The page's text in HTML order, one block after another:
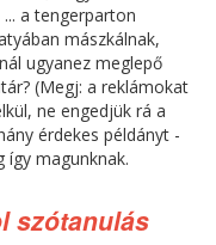
a tengerparton
mászkálnak,
ugyanez meglepő
(Megj: a reklámokat
ne engedjük rá a
érdekes példányt -
magunknak.
szótanulás